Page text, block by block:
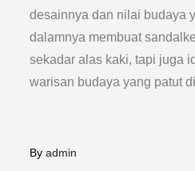
desainnya dan nilai budaya
dalamnya membuat
sekadar alas kaki, tapi juga
warisan budaya yang patut
Byadmin